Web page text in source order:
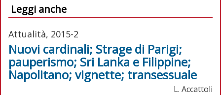
Leggi anche
Attualità, 2015-2
Nuovi cardinali; Strage di Parigi;
pauperismo; Sri Lanka e Filippine;
Napolitano; vignette; transessuale
L. Accattoli